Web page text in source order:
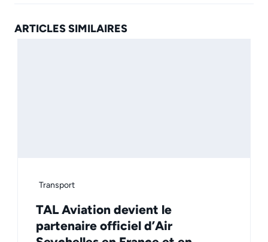
ARTICLES SIMILAIRES
Transport
TAL Aviation devient le
partenaire officiel d’Air